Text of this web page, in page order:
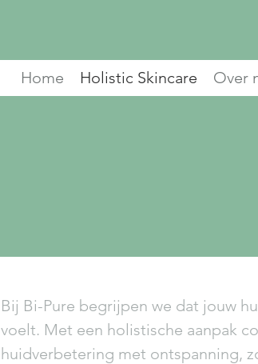
Home Holistic Skincare Over
"Colour&Spice
natuurlijke
Bij Bi-Pure begrijpen we dat jouw
voelt. Met een holistische aanpak
huidverbetering met ontspanning,